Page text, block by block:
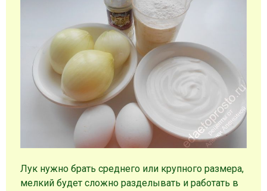
Лук нужно брать среднего или крупного размера,
мелкий будет сложно разделывать и работать в